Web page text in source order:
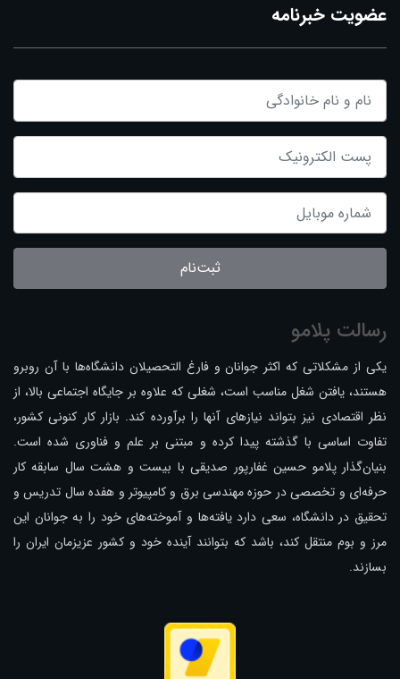
عضویت خبرنامه
ثبت‌نام
رسالت پلامو
یکی از مشکلاتی که اکثر جوانان و فارغ التحصیلان دانشگاه‌ها با آن روبرو
هستند، یافتن شغل مناسب است، شغلی که علاوه بر جایگاه اجتماعی بالا، از
نظر اقتصادی نیز بتواند نیازهای آنها را برآورده کند. بازار کار کنونی کشور،
تفاوت اساسی با گذشته پیدا کرده و مبتنی بر علم و فناوری شده است.
بنیان‌گذار پلامو حسین غفارپور صدیقی با بیست و هشت سال سابقه کار
حرفه‌ای و تخصصی در حوزه مهندسی برق و کامپیوتر و هفده سال تدریس و
تحقیق در دانشگاه، سعی دارد یافته‌ها و آموخته‌های خود را به جوانان این
مرز و بوم منتقل کند، باشد که بتوانند آینده خود و کشور عزیزمان ایران را
بسازند.